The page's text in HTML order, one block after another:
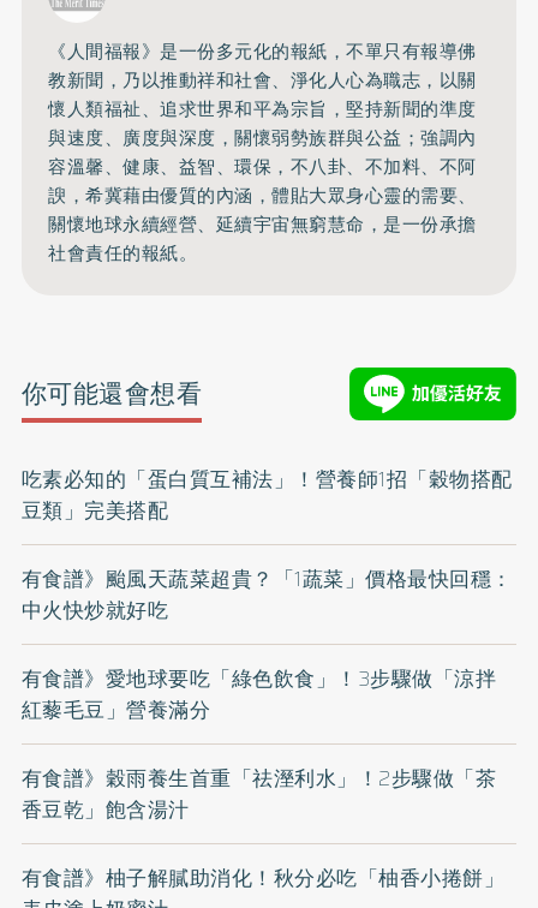
《人間福報》是一份多元化的報紙，不單只有報導佛
教新聞，乃以推動祥和社會、淨化人心為職志，以關
懷人類福祉、追求世界和平為宗旨，堅持新聞的準度
與速度、廣度與深度，關懷弱勢族群與公益；強調內
容溫馨、健康、益智、環保，不八卦、不加料、不阿
諛，希冀藉由優質的內涵，體貼大眾身心靈的需要、
關懷地球永續經營、延續宇宙無窮慧命，是一份承擔
社會責任的報紙。
你可能還會想看
吃素必知的「蛋白質互補法」！營養師1招「穀物搭配
豆類」完美搭配
有食譜》颱風天蔬菜超貴？「1蔬菜」價格最快回穩：
中火快炒就好吃
有食譜》愛地球要吃「綠色飲食」！3步驟做「涼拌
紅藜毛豆」營養滿分
有食譜》穀雨養生首重「祛溼利水」！2步驟做「茶
香豆乾」飽含湯汁
有食譜》柚子解膩助消化！秋分必吃「柚香小捲餅」